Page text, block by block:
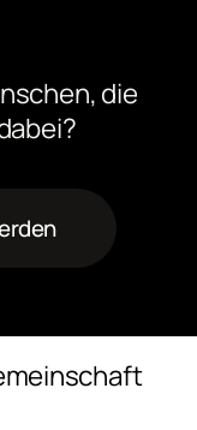
die